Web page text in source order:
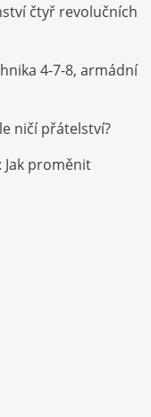
čtyř revolučních
4-7-8, armádní
ničí přátelství?
Jak proměnit